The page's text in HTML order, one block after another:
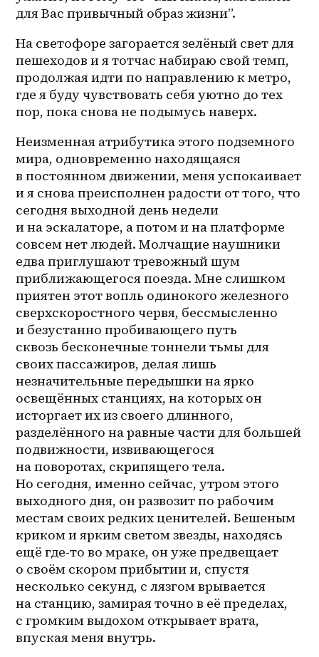
для Вас привычный образ жизни”.
На светофоре загорается зелёный свет для
пешеходов и я тотчас набираю свой темп,
продолжая идти по направлению к метро,
где я буду чувствовать себя уютно до тех
пор, пока снова не подымусь наверх.
Неизменная атрибутика этого подземного
мира, одновременно находящаяся
в постоянном движении, меня успокаивает
и я снова преисполнен радости от того, что
сегодня выходной день недели
и на эскалаторе, а потом и на платформе
совсем нет людей. Молчащие наушники
едва приглушают тревожный шум
приближающегося поезда. Мне слишком
приятен этот вопль одинокого железного
сверхскоростного червя, бессмысленно
и безустанно пробивающего путь
сквозь бесконечные тоннели тьмы для
своих пассажиров, делая лишь
незначительные передышки на ярко
освещённых станциях, на которых он
исторгает их из своего длинного,
разделённого на равные части для большей
подвижности, извивающегося
на поворотах, скрипящего тела.
Но сегодня, именно сейчас, утром этого
выходного дня, он развозит по рабочим
местам своих редких ценителей. Бешеным
криком и ярким светом звезды, находясь
ещё где-то во мраке, он уже предвещает
о своём скором прибытии и, спустя
несколько секунд, с лязгом врывается
на станцию, замирая точно в её пределах,
с громким выдохом открывает врата,
впуская меня внутрь.